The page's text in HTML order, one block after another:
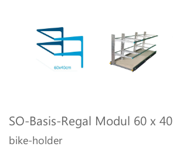
SO-Basis-Regal Modul 60 x 40
bike-holder